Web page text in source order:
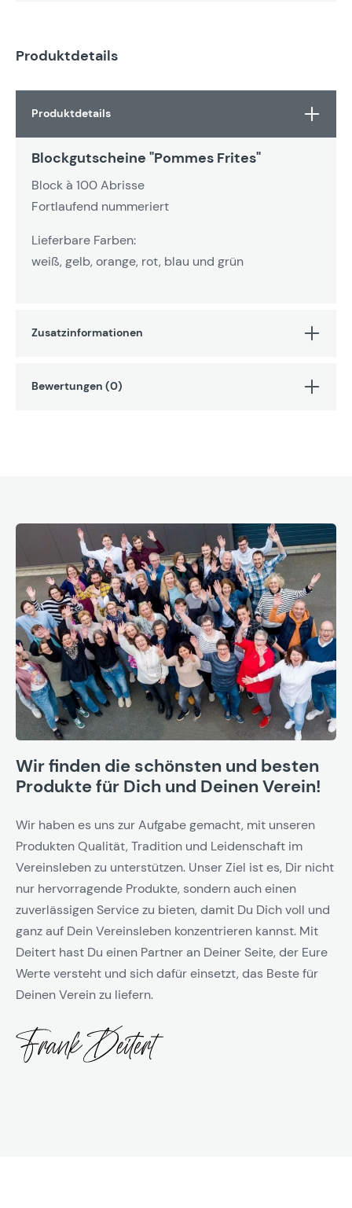
Produktdetails
Produktdetails
Blockgutscheine "Pommes Frites"
Block à 100 Abrisse
Fortlaufend nummeriert
Lieferbare Farben:
weiß, gelb, orange, rot, blau und grün
Zusatzinformationen
Bewertungen (0)
Wir finden die schönsten und besten
Produkte für Dich und Deinen Verein!
Wir haben es uns zur Aufgabe gemacht, mit unseren
Produkten Qualität, Tradition und Leidenschaft im
Vereinsleben zu unterstützen. Unser Ziel ist es, Dir nicht
nur hervorragende Produkte, sondern auch einen
zuverlässigen Service zu bieten, damit Du Dich voll und
ganz auf Dein Vereinsleben konzentrieren kannst. Mit
Deitert hast Du einen Partner an Deiner Seite, der Eure
Werte versteht und sich dafür einsetzt, das Beste für
Deinen Verein zu liefern.